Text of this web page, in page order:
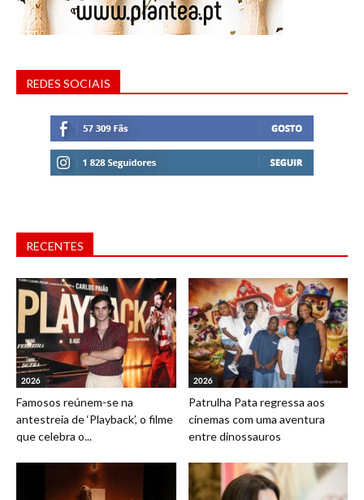
REDES SOCIAIS
RECENTES
2026
Famosos reúnem-se na
antestreia de ‘Playback’, o filme
que celebra o...
2026
Patrulha Pata regressa aos
cinemas com uma aventura
entre dinossauros